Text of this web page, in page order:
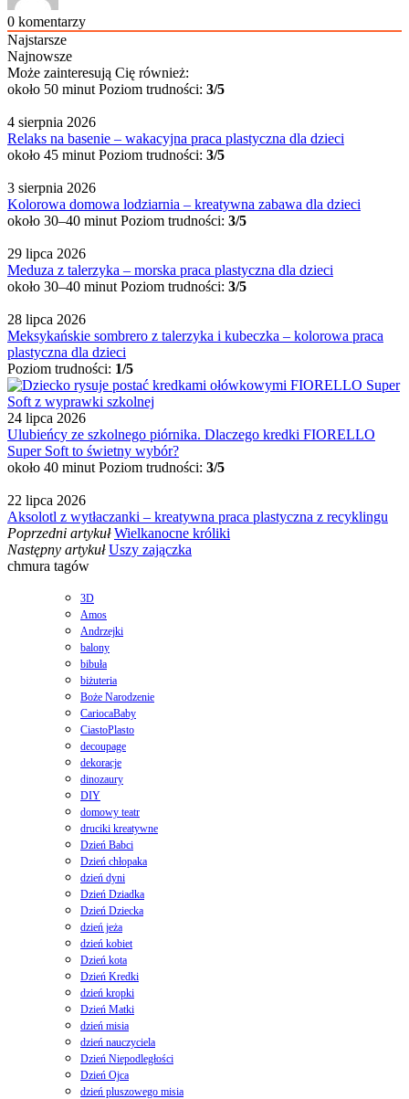
0 komentarzy
Najstarsze
Najnowsze
Może zainteresują Cię również:
około 50 minut Poziom trudności: 3/5
4 sierpnia 2026
Relaks na basenie – wakacyjna praca plastyczna dla dzieci
około 45 minut Poziom trudności: 3/5
3 sierpnia 2026
Kolorowa domowa lodziarnia – kreatywna zabawa dla dzieci
około 30–40 minut Poziom trudności: 3/5
29 lipca 2026
Meduza z talerzyka – morska praca plastyczna dla dzieci
około 30–40 minut Poziom trudności: 3/5
28 lipca 2026
Meksykańskie sombrero z talerzyka i kubeczka – kolorowa praca
plastyczna dla dzieci
Poziom trudności: 1/5
24 lipca 2026
Ulubieńcy ze szkolnego piórnika. Dlaczego kredki FIORELLO
Super Soft to świetny wybór?
około 40 minut Poziom trudności: 3/5
22 lipca 2026
Aksolotl z wytłaczanki – kreatywna praca plastyczna z recyklingu
Poprzedni artykuł Wielkanocne króliki
Następny artykuł Uszy zajączka
chmura tagów
3D
Amos
Andrzejki
balony
bibuła
biżuteria
Boże Narodzenie
CariocaBaby
CiastoPlasto
decoupage
dekoracje
dinozaury
DIY
domowy teatr
druciki kreatywne
Dzień Babci
Dzień chłopaka
dzień dyni
Dzień Dziadka
Dzień Dziecka
dzień jeża
dzień kobiet
Dzień kota
Dzień Kredki
dzień kropki
Dzień Matki
dzień misia
dzień nauczyciela
Dzień Niepodległości
Dzień Ojca
dzień pluszowego misia